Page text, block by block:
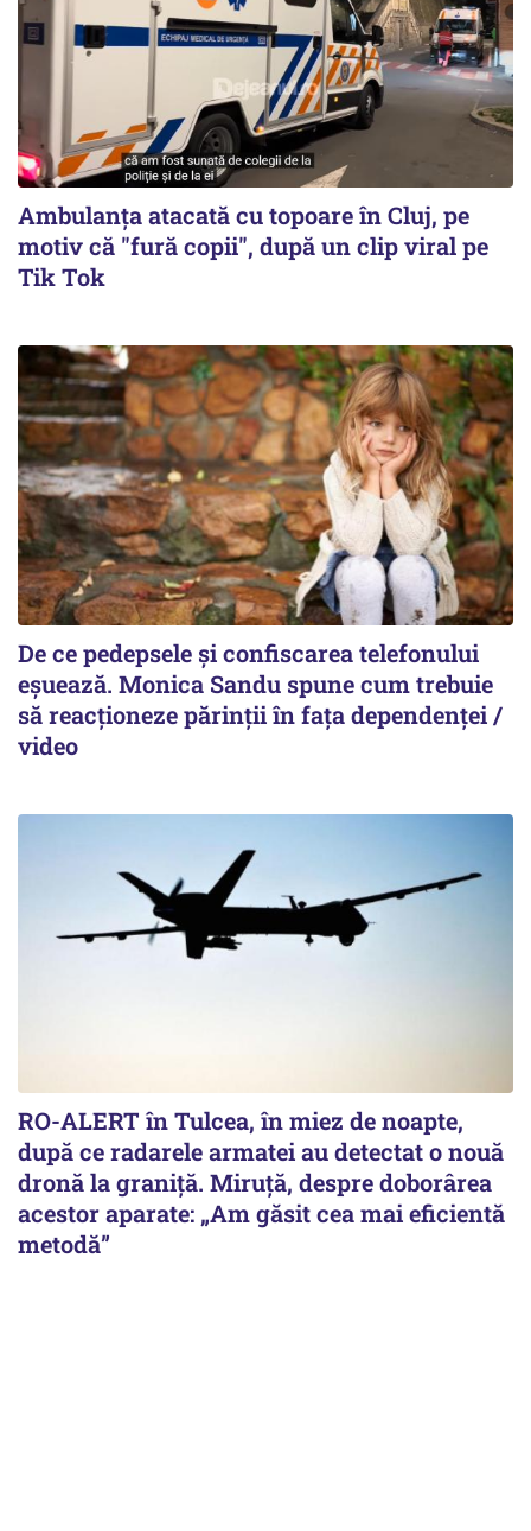
Ambulanța atacată cu topoare în Cluj, pe
motiv că "fură copii", după un clip viral pe
Tik Tok
De ce pedepsele și confiscarea telefonului
eșuează. Monica Sandu spune cum trebuie
să reacționeze părinții în fața dependenței /
video
RO-ALERT în Tulcea, în miez de noapte,
după ce radarele armatei au detectat o nouă
dronă la graniță. Miruță, despre doborârea
acestor aparate: „Am găsit cea mai eficientă
metodă”